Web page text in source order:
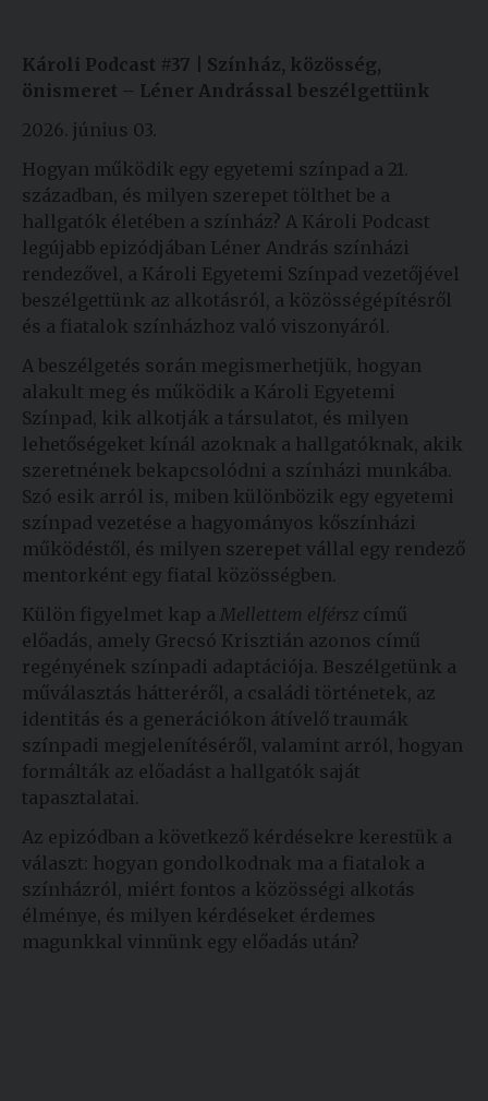
Károli Podcast #37 | Színház, közösség,
önismeret – Léner Andrással beszélgettünk
2026. június 03.
Hogyan működik egy egyetemi színpad a 21.
században, és milyen szerepet tölthet be a
hallgatók életében a színház? A Károli Podcast
legújabb epizódjában Léner András színházi
rendezővel, a Károli Egyetemi Színpad vezetőjével
beszélgettünk az alkotásról, a közösségépítésről
és a fiatalok színházhoz való viszonyáról.
A beszélgetés során megismerhetjük, hogyan
alakult meg és működik a Károli Egyetemi
Színpad, kik alkotják a társulatot, és milyen
lehetőségeket kínál azoknak a hallgatóknak, akik
szeretnének bekapcsolódni a színházi munkába.
Szó esik arról is, miben különbözik egy egyetemi
színpad vezetése a hagyományos kőszínházi
működéstől, és milyen szerepet vállal egy rendező
mentorként egy fiatal közösségben.
Külön figyelmet kap a Mellettem elférsz című
előadás, amely Grecsó Krisztián azonos című
regényének színpadi adaptációja. Beszélgetünk a
műválasztás hátteréről, a családi történetek, az
identitás és a generációkon átívelő traumák
színpadi megjelenítéséről, valamint arról, hogyan
formálták az előadást a hallgatók saját
tapasztalatai.
Az epizódban a következő kérdésekre kerestük a
választ: hogyan gondolkodnak ma a fiatalok a
színházról, miért fontos a közösségi alkotás
élménye, és milyen kérdéseket érdemes
magunkkal vinnünk egy előadás után?